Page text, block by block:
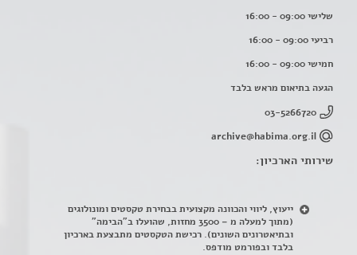
שלישי 09:00 - 16:00
רביעי 09:00 - 16:00
חמישי 09:00 - 16:00
הגעה בתיאום מראש בלבד
03-5266720
archive@habima.org.il
שירותי הארכיון:
ייעוץ, ליווי והכוונה מקצועית בבחירת טקסטים ומונולוגים
(מתוך למעלה מ – 3500 מחזות, שהועלו ב"הבימה"
ובתיאטרונים השונים). רכישת הטקסטים מתבצעת בארכיון
בלבד ובפורמט מודפס.